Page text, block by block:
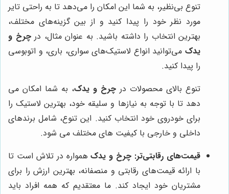
تنوع بی‌نظیر، به شما این امکان را می‌دهد تا به راحتی تایر
مورد نظر خود را پیدا کنید و از بین گزینه‌های مختلف،
بهترین انتخاب را داشته باشید. به عنوان مثال، درچرخ و
یدک می‌توانید انواع لاستیک‌های سواری، باری، و اتوبوسی
را پیدا کنید.
تنوع بالای محصولات در چرخ و یدک، به شما امکان می
دهد تا با توجه به نیازها و سلیقه خود، بهترین لاستیک را
برای خودروی خود انتخاب کنید. این تنوع، شامل برندهای
داخلی و خارجی با کیفیت های مختلف می شود.
قیمت‌های رقابتی‌تر: چرخ و یدکهمواره در تلاش است تا
با ارائه قیمت‌های رقابتی و منصفانه، بهترین ارزش را برای
مشتریان خود ایجاد کند. ما معتقدیم که همه افراد باید